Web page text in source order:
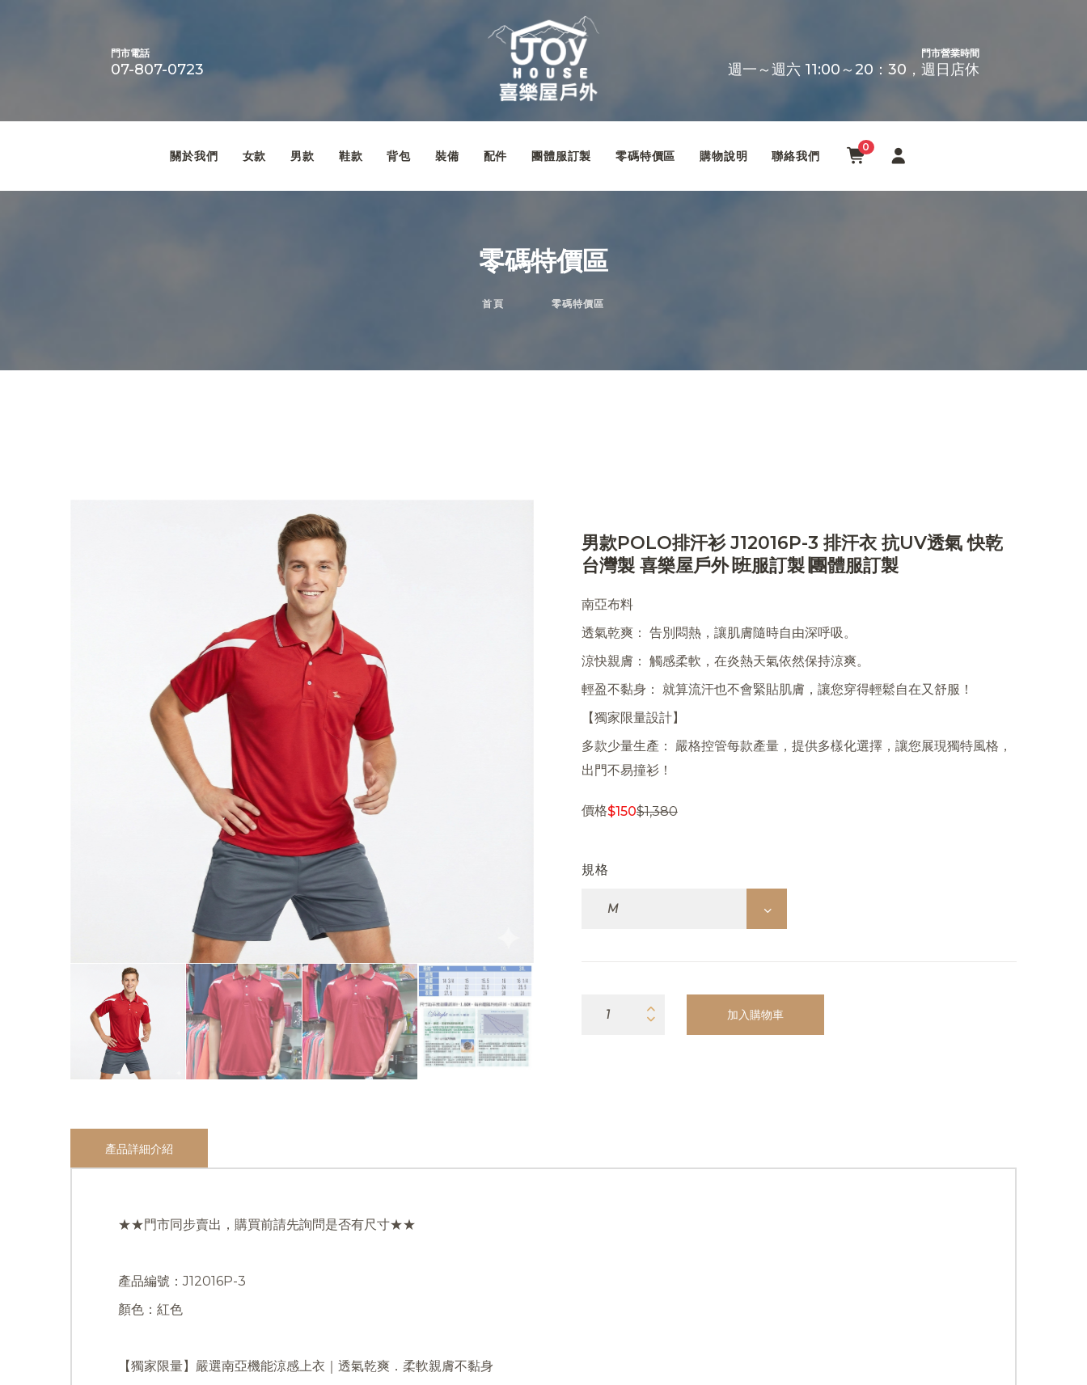
門市電話
07-807-0723
門市營業時間
週一～週六 11:00～20：30，週日店休
關於我們 女款 男款 鞋款 背包 裝備 配件 團體服訂製 零碼特價區 購物說明 聯絡我們
0
零碼特價區
首頁 零碼特價區
男款POLO排汗衫 J12016P-3 排汗衣 抗UV透氣 快乾
台灣製 喜樂屋戶外∣班服訂製∣團體服訂製
南亞布料
透氣乾爽： 告別悶熱，讓肌膚隨時自由深呼吸。
涼快親膚： 觸感柔軟，在炎熱天氣依然保持涼爽。
輕盈不黏身： 就算流汗也不會緊貼肌膚，讓您穿得輕鬆自在又舒服！
【獨家限量設計】
多款少量生產： 嚴格控管每款產量，提供多樣化選擇，讓您展現獨特風格，
出門不易撞衫！
價格$150$1,380
規格
加入購物車
產品詳細介紹
★★門市同步賣出，購買前請先詢問是否有尺寸★★
產品編號：J12016P-3
顏色：紅色
【獨家限量】嚴選南亞機能涼感上衣｜透氣乾爽．柔軟親膚不黏身